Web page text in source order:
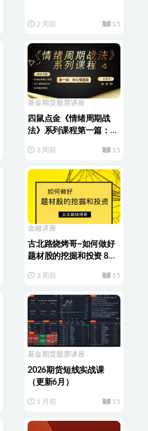
2 周前 15
基金期货股票讲座
四鼠点金《情绪周期战
法》系列课程第一篇：核
3 周前 15
金融讲座
古北路烧烤哥~如何做好
题材股的挖掘和投资 8文
3 周前 15
基金期货股票讲座
2026期货短线实战课
（更新6月）
1 月前 15